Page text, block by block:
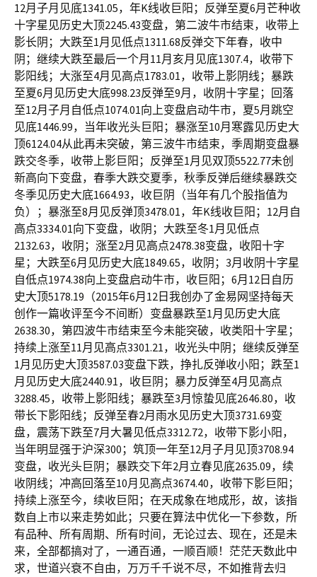
12月子月见底1341.05，年K线收巨阳；反弹至夏6月芒种收
十字星见历史大顶2245.43变盘，第二波牛市结束，收带上
影长阴；大跌至1月见低点1311.68反弹交下年春，收中
阴；继续大跌至最后一个月11月亥月见底1307.4，收带下
影阳线；大涨至4月见高点1783.01，收带上影阴线；暴跌
至夏6月见历史大底998.23反弹至9月，收阴十字星；回落
至12月子月自低点1074.01向上变盘启动牛市，夏5月跳空
见底1446.99，当年收光头巨阳；暴涨至10月寒露见历史大
顶6124.04从此再未突破，第三波牛市结束，季周期变盘暴
跌交冬季，收带上影巨阳；反弹至1月见双顶5522.77未创
新高向下变盘，春季大跌交夏季，秋季反弹后继续暴跌交
冬季见历史大底1664.93，收巨阴（当年有几个股指值为
负）；暴涨至8月见反弹顶3478.01，年K线收巨阳；12月自
高点3334.01向下变盘，收阴；大跌至冬1月见低点
2132.63，收阴；涨至2月见高点2478.38变盘，收阳十字
星；大跌至6月见历史大底1849.65，收阴；3月收阴十字星
自低点1974.38向上变盘启动牛市，收巨阳；6月12日自历
史大顶5178.19（2015年6月12日我创办了金易网坚持每天
创作一篇收评至今不间断）变盘暴跌至1月见历史大底
2638.30，第四波牛市结束至今未能突破，收类阳十字星；
持续上涨至11月见高点3301.21，收光头中阴；继续反弹至
1月见历史大顶3587.03变盘下跌，挣扎反弹收小阳；跌至1
月见历史大底2440.91，收巨阴；暴力反弹至4月见高点
3288.45，收带上影阳线；暴跌至3月惊蛰见底2646.80，收
带长下影阳线；反弹至春2月雨水见历史大顶3731.69变
盘，震荡下跌至7月大暑见低点3312.72，收带下影小阳，
当年明显强于沪深300；筑顶一年至12月子月见顶3708.94
变盘，收光头巨阴；暴跌交下年2月立春见底2635.09，续
收阴线；冲高回落至10月见高点3674.40，收带下影巨阳；
持续上涨至今，续收巨阳；在天成象在地成形，故，该指
数自上市以来走势如此；只要在算法中优化一下参数，所
有品种、所有周期、所有时间，无论过去、现在，还是未
来，全部都搞对了，一通百通，一顺百顺！茫茫天数此中
求，世道兴衰不自由，万万千千说不尽，不如推背去归